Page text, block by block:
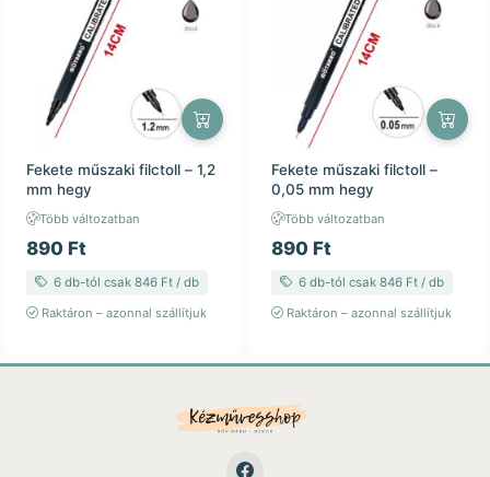
Fekete műszaki filctoll – 1,2
mm hegy
Több változatban
890 Ft
6 db-tól csak 846 Ft / db
Raktáron – azonnal szállítjuk
Fekete műszaki filctoll –
0,05 mm hegy
Több változatban
890 Ft
6 db-tól csak 846 Ft / db
Raktáron – azonnal szállítjuk